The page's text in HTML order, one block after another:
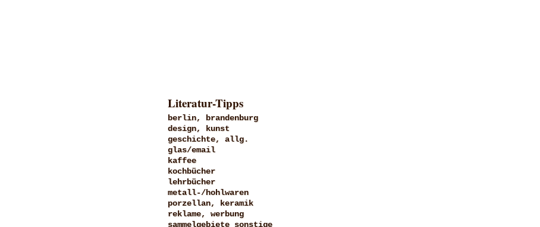
Literatur-Tipps
berlin, brandenburg
design, kunst
geschichte, allg.
glas/email
kaffee
kochbücher
lehrbücher
metall-/hohlwaren
porzellan, keramik
reklame, werbung
sammelgebiete sonstige